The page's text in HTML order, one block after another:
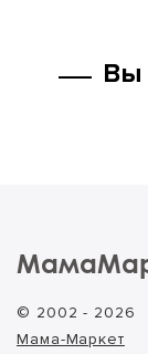
Вы
© 2002 - 2026
Мама-Маркет